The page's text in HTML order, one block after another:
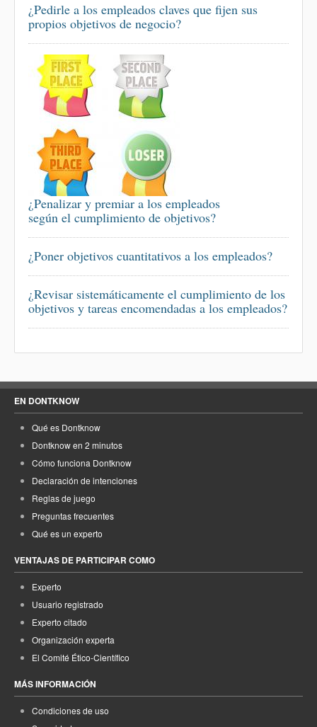
¿Pedirle a los empleados claves que fijen sus
propios objetivos de negocio?
¿Penalizar y premiar a los empleados
según el cumplimiento de objetivos?
¿Poner objetivos cuantitativos a los empleados?
¿Revisar sistemáticamente el cumplimiento de los
objetivos y tareas encomendadas a los empleados?
EN DONTKNOW
Qué es Dontknow
Dontknow en 2 minutos
Cómo funciona Dontknow
Declaración de intenciones
Reglas de juego
Preguntas frecuentes
Qué es un experto
VENTAJAS DE PARTICIPAR COMO
Experto
Usuario registrado
Experto citado
Organización experta
El Comité Ético-Científico
MÁS INFORMACIÓN
Condiciones de uso